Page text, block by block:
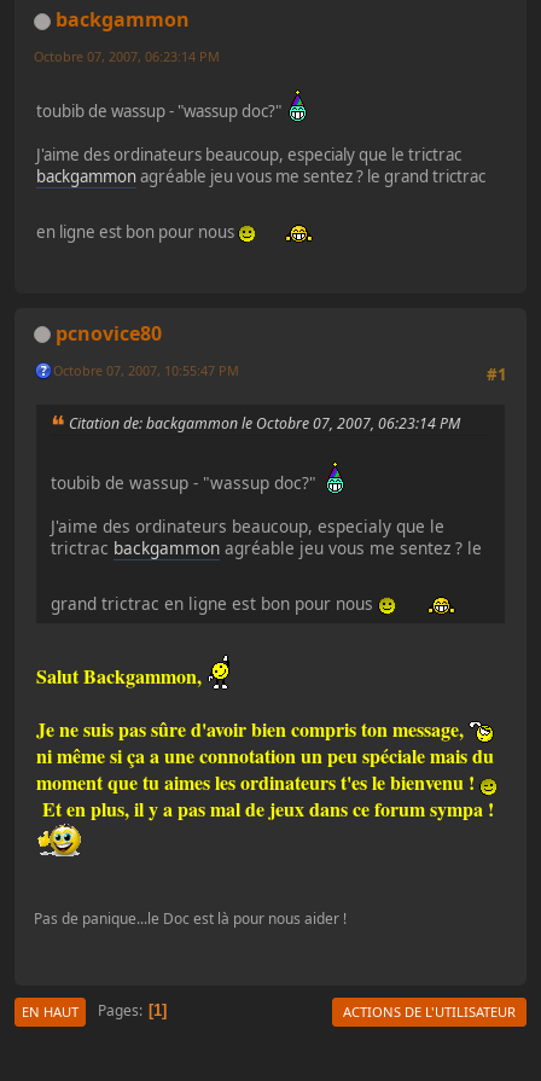
backgammon
Octobre 07, 2007, 06:23:14 PM
toubib de wassup - "wassup doc?"
J'aime des ordinateurs beaucoup, especialy que le trictrac
backgammonagréable jeu vous me sentez ? le grand trictrac
en ligne est bon pour nous
pcnovice80
#1
Octobre 07, 2007, 10:55:47 PM
Citation de: backgammon le Octobre 07, 2007, 06:23:14 PM
toubib de wassup - "wassup doc?"
J'aime des ordinateurs beaucoup, especialy que le
trictrac backgammon agréable jeu vous me sentez ? le
grand trictrac en ligne est bon pour nous
Salut Backgammon,
Je ne suis pas sûre d'avoir bien compris ton message,
ni même si ça a une connotation un peu spéciale mais du
moment que tu aimes les ordinateurs t'es le bienvenu !
Et en plus, il y a pas mal de jeux dans ce forum sympa !
Pas de panique...le Doc est là pour nous aider !
EN HAUT Pages 1 ACTIONS DE L'UTILISATEUR